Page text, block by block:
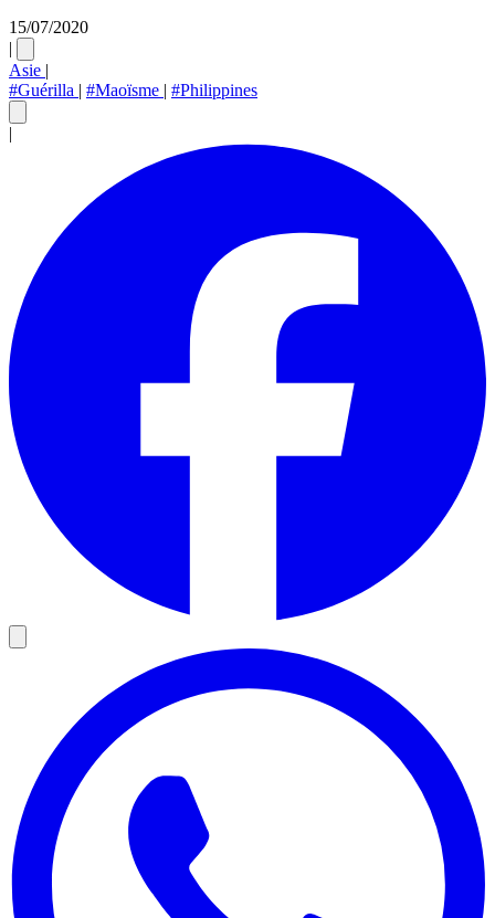
15/07/2020
|
Asie |
#Guérilla | #Maoïsme | #Philippines
|